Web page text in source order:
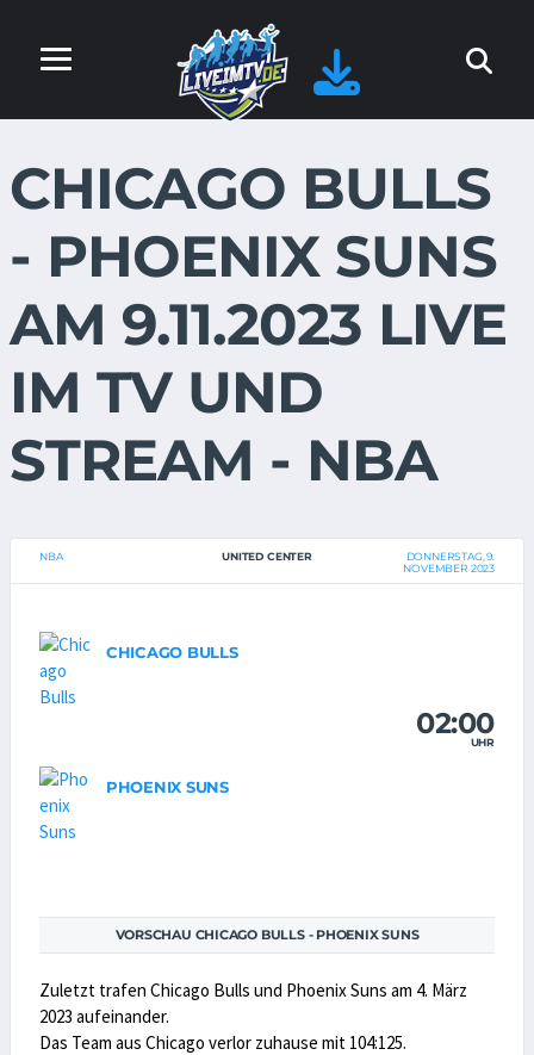
CHICAGO BULLS
- PHOENIX SUNS
AM 9.11.2023 LIVE
IM TV UND
STREAM - NBA
NBA UNITED CENTER
DONNERSTAG, 9.
NOVEMBER 2023
CHICAGO BULLS
02:00
UHR
PHOENIX SUNS
VORSCHAU CHICAGO BULLS - PHOENIX SUNS
Zuletzt trafen Chicago Bulls und Phoenix Suns am 4. März
2023 aufeinander.
Das Team aus Chicago verlor zuhause mit 104:125.